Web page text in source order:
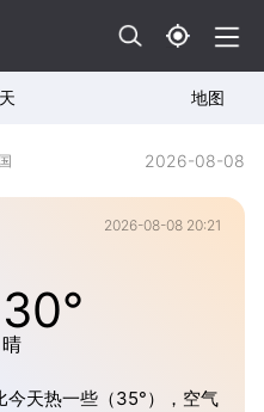
地图
2026-08-08
2026-08-08 20:21
30°
晴
今天热一些（35°），空气